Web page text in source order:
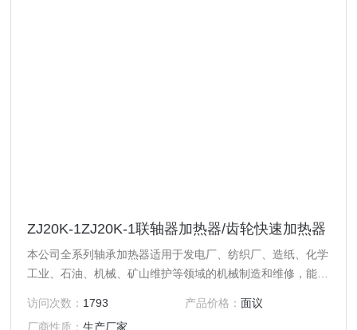
ZJ20K-1ZJ20K-1联轴器加热器/齿轮快速加热器
本公司全系列轴承加热器适用于发电厂、纺织厂、造纸、化学
工业、石油、机械、矿山维护等领域的机械制造和维修，能用
磁，使工件圆柱形彭胀，实现过盈装配的要求，现加热器使用
访问次数： 1793 产品价格： 面议
厂商性质：生产厂家